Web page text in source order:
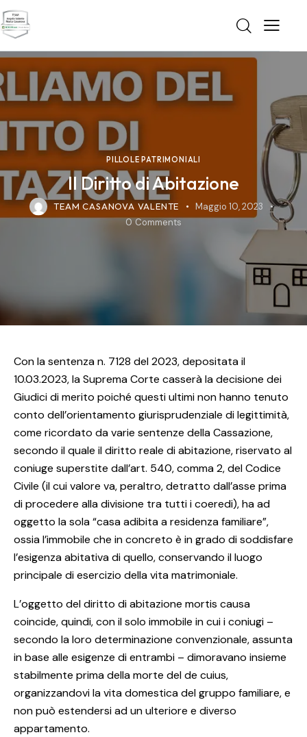
PILLOLE PATRIMONIALI
Il Diritto di Abitazione
TEAM CASANOVA VALENTE
Maggio 10, 2023
0 Comments
Con la sentenza n. 7128 del 2023, depositata il
10.03.2023, la Suprema Corte casserà la decisione dei
Giudici di merito poiché questi ultimi non hanno tenuto
conto dell’orientamento giurisprudenziale di legittimità,
come ricordato da varie sentenze della Cassazione,
secondo il quale il diritto reale di abitazione, riservato al
coniuge superstite dall’art. 540, comma 2, del Codice
Civile (il cui valore va, peraltro, detratto dall’asse prima
di procedere alla divisione tra tutti i coeredi), ha ad
oggetto la sola “casa adibita a residenza familiare”,
ossia l’immobile che in concreto è in grado di soddisfare
l’esigenza abitativa di quello, conservando il luogo
principale di esercizio della vita matrimoniale.
L’oggetto del diritto di abitazione mortis causa
coincide, quindi, con il solo immobile in cui i coniugi –
secondo la loro determinazione convenzionale, assunta
in base alle esigenze di entrambi – dimoravano insieme
stabilmente prima della morte del de cuius,
organizzandovi la vita domestica del gruppo familiare, e
non può estendersi ad un ulteriore e diverso
appartamento.